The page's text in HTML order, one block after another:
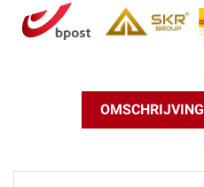
OMSCHRIJVING